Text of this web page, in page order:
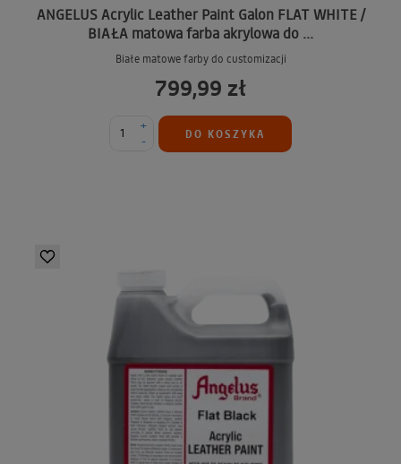
ANGELUS Acrylic Leather Paint Galon FLAT WHITE /
BIAŁA matowa farba akrylowa do ...
Białe matowe farby do customizacji
799,99 zł
-
+
DO KOSZYKA